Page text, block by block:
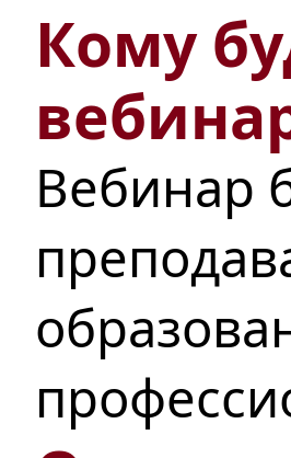
Кому
Вебинар